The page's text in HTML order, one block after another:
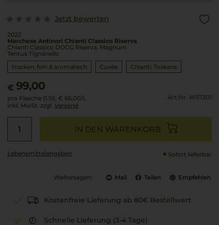
Jetzt bewerten
2022
Marchese Antinori Chianti Classico Riserva
Chianti Classico DOCG Riserva, Magnum
Tentua Tignanello
trocken, fein & aromatisch
Cuvée Chianti Toskana
€ 99,00
pro Flasche (1.5l), € 66,00/L
inkl. MwSt. zzgl. Versand
Art.Nr. W57301
IN DEN WARENKORB
Lebensmittel­angaben Sofort lieferbar
Weitersagen: Mail Teilen Empfehlen
Kostenfreie Lieferung ab 80€ Bestellwert
Schnelle Lieferung (3-4 Tage)